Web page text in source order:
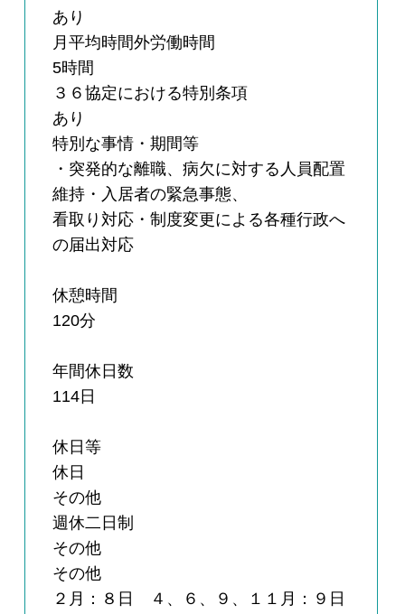
あり
月平均時間外労働時間
5時間
３６協定における特別条項
あり
特別な事情・期間等
・突発的な離職、病欠に対する人員配置
維持・入居者の緊急事態、
看取り対応・制度変更による各種行政へ
の届出対応
休憩時間
120分
年間休日数
114日
休日等
休日
その他
週休二日制
その他
その他
２月：８日 ４、６、９、１１月：９日